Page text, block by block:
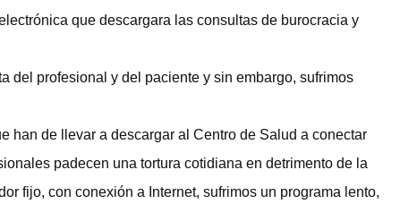
que descargara las consultas de burocracia y
del profesional y del paciente y sin embargo, sufrimos
han de llevar a descargar al Centro de Salud a conectar
padecen una tortura cotidiana en detrimento de la
fijo, con conexión a Internet, sufrimos un programa lento,